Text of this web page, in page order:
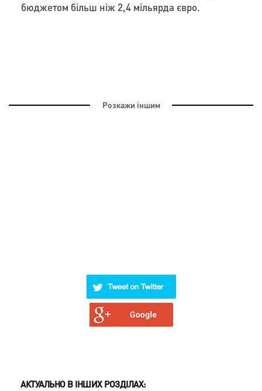
бюджетом більш ніж 2,4 мільярда євро.
Розкажи іншим
АКТУАЛЬНО В ІНШИХ РОЗДІЛАХ: